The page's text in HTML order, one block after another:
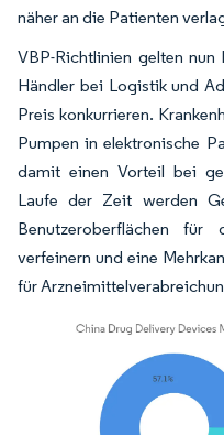
näher an die Patienten
VBP-Richtlinien gelten nun
Händler bei Logistik und
Preis konkurrieren.
Pumpen in elektronische
damit einen Vorteil bei
Laufe der Zeit werden
Benutzeroberflächen für
verfeinern und eine
für